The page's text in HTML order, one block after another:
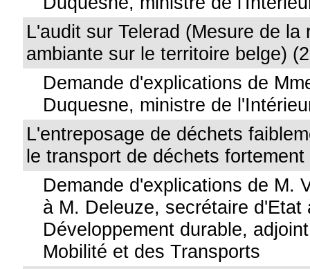
L'audit sur Telerad (Mesure de la
ambiante sur le territoire belge)
Demande d'explications de
Duquesne, ministre de
L'entreposage de déchets
le transport de déchets
Demande d'explications de M.
à M. Deleuze, secrétaire d'Etat
Développement durable,
Mobilité et des Transports